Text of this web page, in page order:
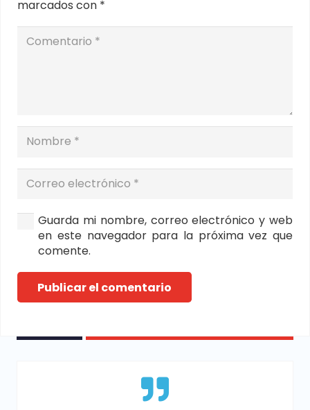
marcados con *
Guarda mi nombre, correo electrónico y web
en este navegador para la próxima vez que
comente.
Publicar el comentario